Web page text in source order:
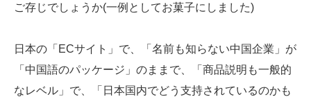
ご存じでしょうか(一例としてお菓子にしました)
日本の「ECサイト」で、「名前も知らない中国企業」が
「中国語のパッケージ」のままで、「商品説明も一般的
なレベル」で、「日本国内でどう支持されているのかも